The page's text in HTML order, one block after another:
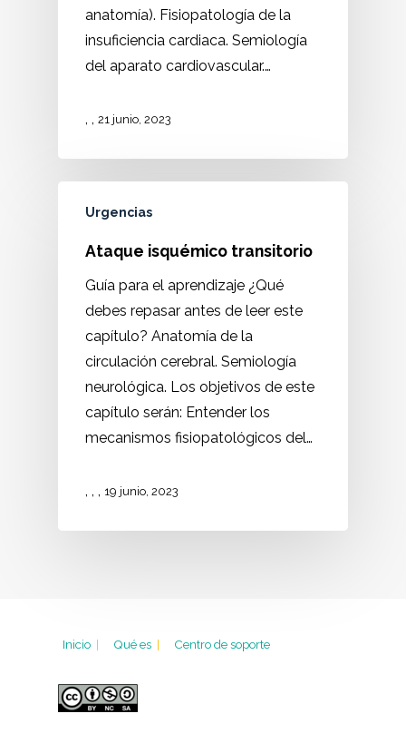
anatomía). Fisiopatología de la
insuficiencia cardiaca. Semiología
del aparato cardiovascular.…
, , 21 junio, 2023
Urgencias
Ataque isquémico transitorio
Guía para el aprendizaje ¿Qué
debes repasar antes de leer este
capítulo? Anatomía de la
circulación cerebral. Semiología
neurológica. Los objetivos de este
capítulo serán: Entender los
mecanismos fisiopatológicos del…
, , , 19 junio, 2023
Inicio | Qué es | Centro de soporte